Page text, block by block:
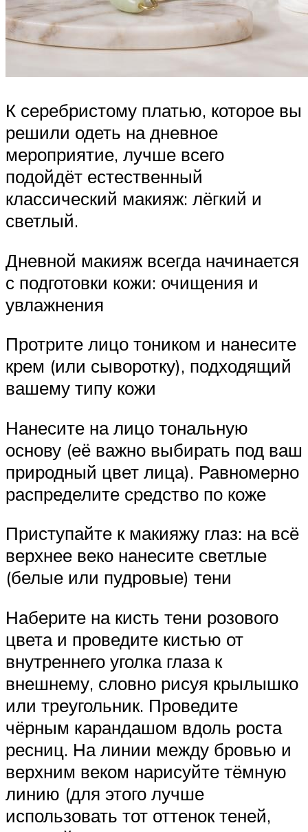
К серебристому платью, которое вы
решили одеть на дневное
мероприятие, лучше всего
подойдёт естественный
классический макияж: лёгкий и
светлый.
Дневной макияж всегда начинается
с подготовки кожи: очищения и
увлажнения
Протрите лицо тоником и нанесите
крем (или сыворотку), подходящий
вашему типу кожи
Нанесите на лицо тональную
основу (её важно выбирать под ваш
природный цвет лица). Равномерно
распределите средство по коже
Приступайте к макияжу глаз: на всё
верхнее веко нанесите светлые
(белые или пудровые) тени
Наберите на кисть тени розового
цвета и проведите кистью от
внутреннего уголка глаза к
внешнему, словно рисуя крылышко
или треугольник. Проведите
чёрным карандашом вдоль роста
ресниц. На линии между бровью и
верхним веком нарисуйте тёмную
линию (для этого лучше
использовать тот оттенок теней,